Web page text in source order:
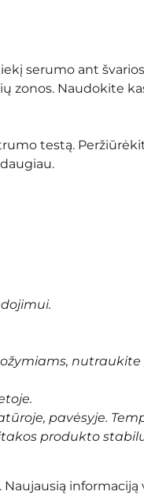
serumo ant
zonos. Naudokite
testą.
pavėsyje.
produkto
informaciją